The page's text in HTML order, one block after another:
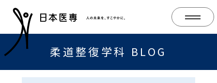
柔道整復学科 BLOG